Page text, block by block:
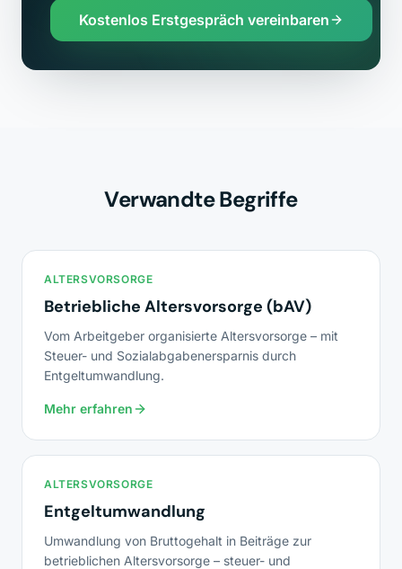
Kostenlos Erstgespräch vereinbaren
Verwandte Begriffe
ALTERSVORSORGE
Betriebliche Altersvorsorge (bAV)
Vom Arbeitgeber organisierte Altersvorsorge – mit
Steuer- und Sozialabgabenersparnis durch
Entgeltumwandlung.
Mehr erfahren
ALTERSVORSORGE
Entgeltumwandlung
Umwandlung von Bruttogehalt in Beiträge zur
betrieblichen Altersvorsorge – steuer- und